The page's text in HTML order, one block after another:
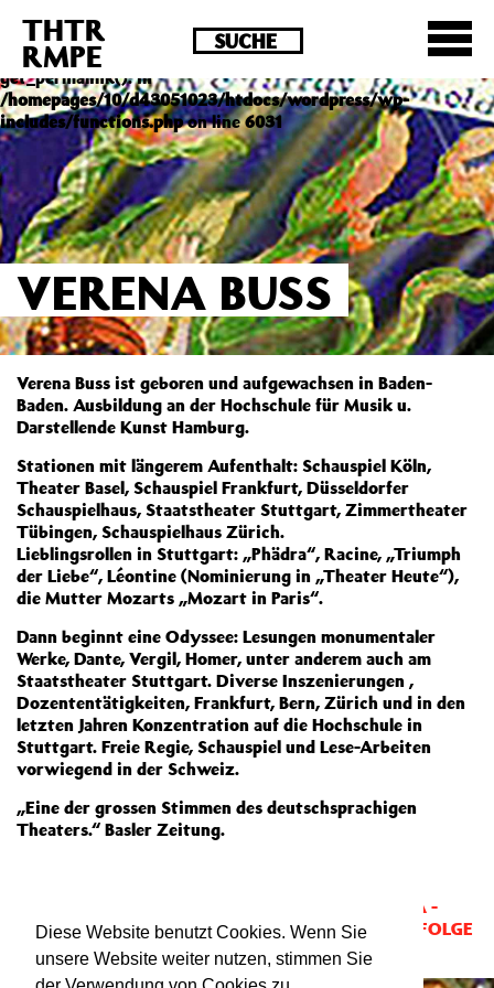
Diese Website benutzt Cookies. Wenn Sie
unsere Website weiter nutzen, stimmen Sie
Deprecated : Die Funktion post_permalink ist seit
Version 4.4.0 veraltet! Verwende stattdessen
get_permalink(). in
/homepages/10/d43051023/htdocs/wordpress/wp-
includes/functions.phpon line6031
THTR
RMPE
VERENA BUSS
Verena Buss ist geboren und aufgewachsen in Baden-
Baden. Ausbildung an der Hochschule für Musik u.
Darstellende Kunst Hamburg.
Stationen mit längerem Aufenthalt: Schauspiel Köln,
Theater Basel, Schauspiel Frankfurt, Düsseldorfer
Schauspielhaus, Staatstheater Stuttgart, Zimmertheater
Tübingen, Schauspielhaus Zürich.
Lieblingsrollen in Stuttgart: „Phädra“, Racine, „Triumph
der Liebe“, Léontine (Nominierung in „Theater Heute“),
die Mutter Mozarts „Mozart in Paris“.
Dann beginnt eine Odyssee: Lesungen monumentaler
Werke, Dante, Vergil, Homer, unter anderem auch am
Staatstheater Stuttgart. Diverse Inszenierungen ,
Dozententätigkeiten, Frankfurt, Bern, Zürich und in den
letzten Jahren Konzentration auf die Hochschule in
Stuttgart. Freie Regie, Schauspiel und Lese-Arbeiten
vorwiegend in der Schweiz.
„Eine der grossen Stimmen des deutschsprachigen
Theaters.“ Basler Zeitung.
DON QUIJOTE VON DER MANCHA -
FOLGE 1 undDON QUIJOTE VON DER MANCHA - FOLGE